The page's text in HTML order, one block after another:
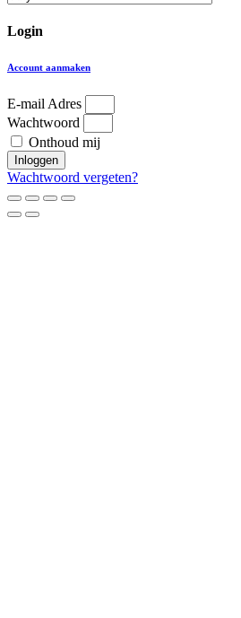
Login
Account aanmaken
E-mail Adres
Wachtwoord
Onthoud mij
Inloggen
Wachtwoord vergeten?